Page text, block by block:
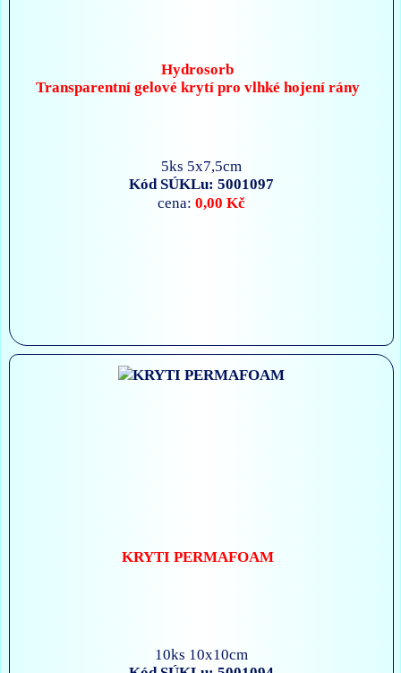
Hydrosorb
Transparentní gelové krytí pro vlhké hojení rány
5ks 5x7,5cm
Kód SÚKLu: 5001097
cena: 0,00 Kč
KRYTI PERMAFOAM
10ks 10x10cm